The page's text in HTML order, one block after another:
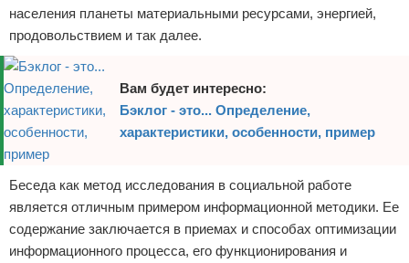
населения планеты материальными ресурсами, энергией,
продовольствием и так далее.
Вам будет интересно:
Бэклог - это... Определение,
характеристики, особенности, пример
Беседа как метод исследования в социальной работе
является отличным примером информационной методики. Ее
содержание заключается в приемах и способах оптимизации
информационного процесса, его функционирования и